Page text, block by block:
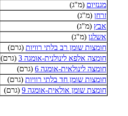
מגנזיום (מ"ג)
זרחן (מ"ג)
אבץ (מ"ג)
אשלגן (מ"ג)
חומצות שומן רב בלתי רוויות (גרם)
חומצה אלפא לינולנית-אומגה 3
(גרם)
חומצה לינולאית-אומגה 6
(גרם)
חומצות שומן חד בלתי רוויות (גרם)
חומצת שומן אולאית-אומגה 9
(גרם)